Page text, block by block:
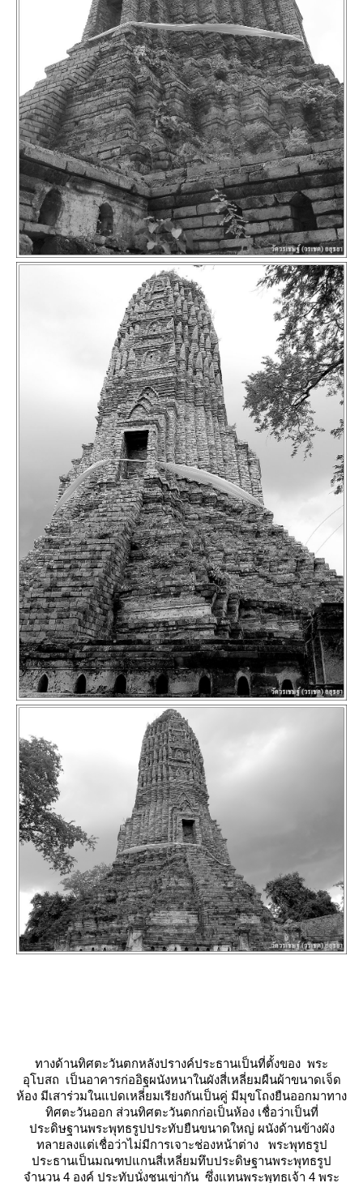
ทางด้านทิศตะวันตกหลังปรางค์ประธานเป็นที่ตั้งของ พระ
อุโบสถ เป็นอาคารก่ออิฐผนังหนาในผังสี่เหลี่ยมผืนผ้าขนาดเจ็ด
ห้อง มีเสาร่วมในแปดเหลี่ยมเรียงกันเป็นคู่ มีมุขโถงยืนออกมาทาง
ทิศตะวันออก ส่วนทิศตะวันตกก่อเป็นห้อง เชื่อว่าเป็นที่
ประดิษฐานพระพุทธรูปประทับยืนขนาดใหญ่ ผนังด้านข้างผัง
ทลายลงแต่เชื่อว่าไม่มีการเจาะช่องหน้าต่าง พระพุทธรูป
ประธานเป็นมณฑปแกนสี่เหลี่ยมทึบประดิษฐานพระพุทธรูป
จำนวน 4 องค์ ประทับนั่งชนเข่ากัน ซึ่งแทนพระพุทธเจ้า 4 พระ